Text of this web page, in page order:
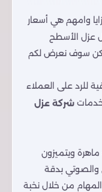
وامهم هي أسعار
عزل الأسطح
سوف نعرض لكم
للرد على العملاء
شركة عزل
ماهرة ويتميزون
والصوتي بدقة
من خلال نخبة